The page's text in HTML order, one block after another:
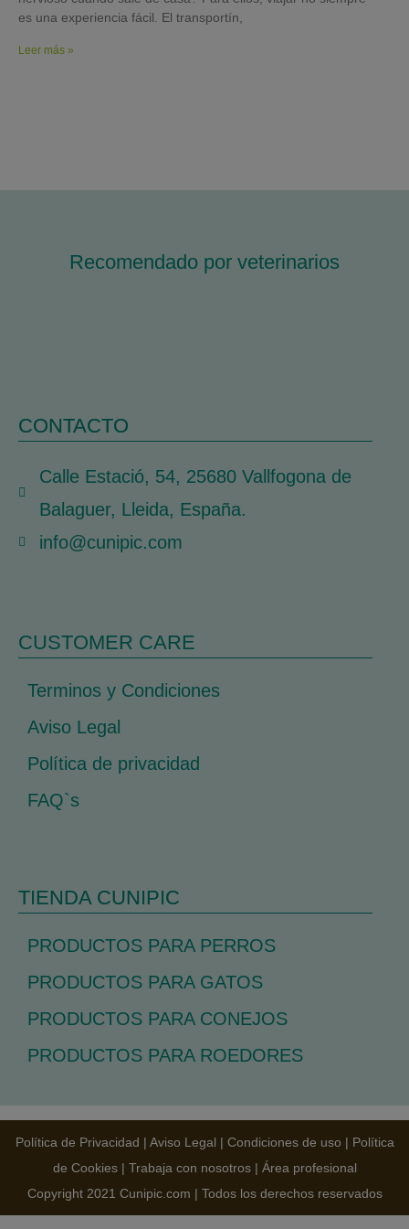
es una experiencia fácil. El transportín,
Leer más »
Recomendado por veterinarios
CONTACTO
Calle Estació, 54, 25680 Vallfogona de
Balaguer, Lleida, España.
info@cunipic.com
CUSTOMER CARE
Terminos y Condiciones
Aviso Legal
Política de privacidad
FAQ`s
TIENDA CUNIPIC
PRODUCTOS PARA PERROS
PRODUCTOS PARA GATOS
PRODUCTOS PARA CONEJOS
PRODUCTOS PARA ROEDORES
Política de Privacidad | Aviso Legal | Condiciones de uso | Política
de Cookies| Trabaja con nosotros| Área profesional
Copyright 2021 Cunipic.com | Todos los derechos reservados